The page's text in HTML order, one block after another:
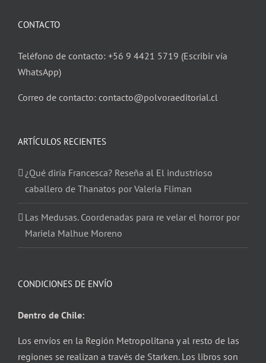
CONTACTO
Teléfono de contacto: +56 9 4421 5719 (Escribir vía
WhatsApp)
Correo de contacto: contacto@polvoraeditorial.cl
ARTÍCULOS RECIENTES
¿Qué diría Francesca? Reseña al El industrioso
caballero de Thanatos por Valeria Fliman
Las Medusas. Coordenadas para re velar el horror por
Mariela Malhue Moreno
CONDICIONES DE ENVÍO
Dentro de Chile:
Los envíos en la Región Metropolitana y al resto de las
regiones se realizan a través de Starken. Los libros son